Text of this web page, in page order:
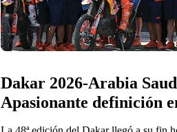
Dakar 2026-Arabia
Apasionante definición